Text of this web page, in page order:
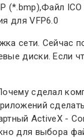
(*.bmp),Файл
для VFP6.0
сети. Сейчас
диски. Если
сделал
ActiveX -
для выбора